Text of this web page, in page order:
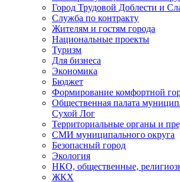
Город Трудовой Доблести и
Служба по контракту
Жителям и гостям города
Национальные проекты
Туризм
Для бизнеса
Экономика
Бюджет
Формирование комфортной
Общественная палата
Сухой Лог
Территориальные органы и
СМИ муниципального округа
Безопасный город
Экология
НКО, общественные,
ЖКХ